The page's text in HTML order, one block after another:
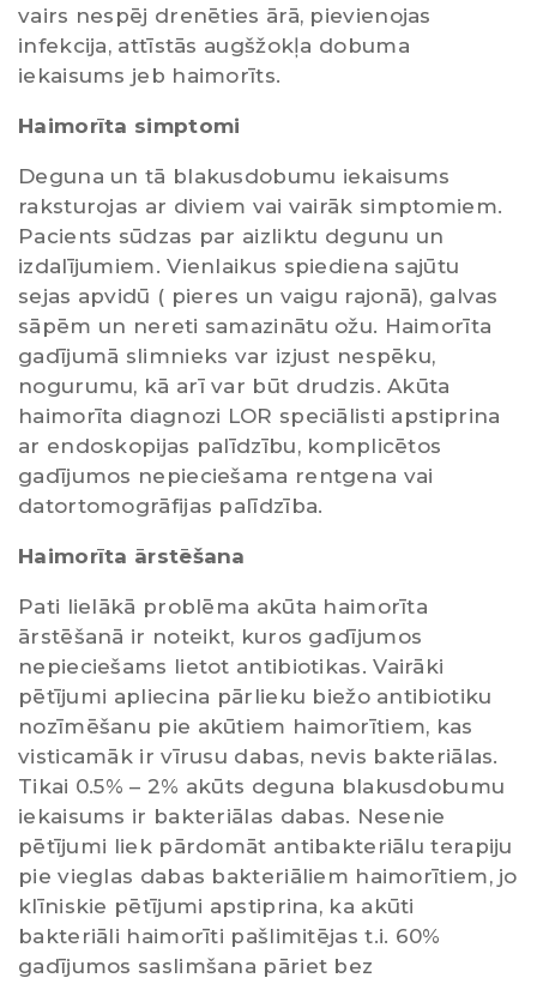
vairs nespēj drenēties ārā, pievienojas
infekcija, attīstās augšžokļa dobuma
iekaisums jeb haimorīts.
Haimorīta simptomi
Deguna un tā blakusdobumu iekaisums
raksturojas ar diviem vai vairāk simptomiem.
Pacients sūdzas par aizliktu degunu un
izdalījumiem. Vienlaikus spiediena sajūtu
sejas apvidū ( pieres un vaigu rajonā), galvas
sāpēm un nereti samazinātu ožu. Haimorīta
gadījumā slimnieks var izjust nespēku,
nogurumu, kā arī var būt drudzis. Akūta
haimorīta diagnozi LOR speciālisti apstiprina
ar endoskopijas palīdzību, komplicētos
gadījumos nepieciešama rentgena vai
datortomogrāfijas palīdzība.
Haimorīta ārstēšana
Pati lielākā problēma akūta haimorīta
ārstēšanā ir noteikt, kuros gadījumos
nepieciešams lietot antibiotikas. Vairāki
pētījumi apliecina pārlieku biežo antibiotiku
nozīmēšanu pie akūtiem haimorītiem, kas
visticamāk ir vīrusu dabas, nevis bakteriālas.
Tikai 0.5% – 2% akūts deguna blakusdobumu
iekaisums ir bakteriālas dabas. Nesenie
pētījumi liek pārdomāt antibakteriālu terapiju
pie vieglas dabas bakteriāliem haimorītiem, jo
klīniskie pētījumi apstiprina, ka akūti
bakteriāli haimorīti pašlimitējas t.i. 60%
gadījumos saslimšana pāriet bez